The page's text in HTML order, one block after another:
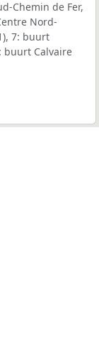
Chemin de Fer,
Nord-
7: buurt
buurt Calvaire